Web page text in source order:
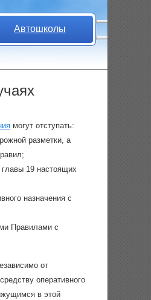
Автошколы
могут отступать:
разметки, а
19 настоящих
назначения с
Правилами с
от
оперативного
в этой